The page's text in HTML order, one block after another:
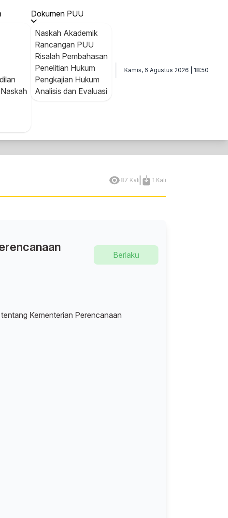
Dokumen PUU
Naskah Akademik
Rancangan PUU
Risalah Pembahasan
Penelitian Hukum
Pengkajian Hukum
Analisis dan Evaluasi
Kamis, 6 Agustus 2026 | 18:50
87 Kali 1 Kali
Berlaku
Kementerian Perencanaan